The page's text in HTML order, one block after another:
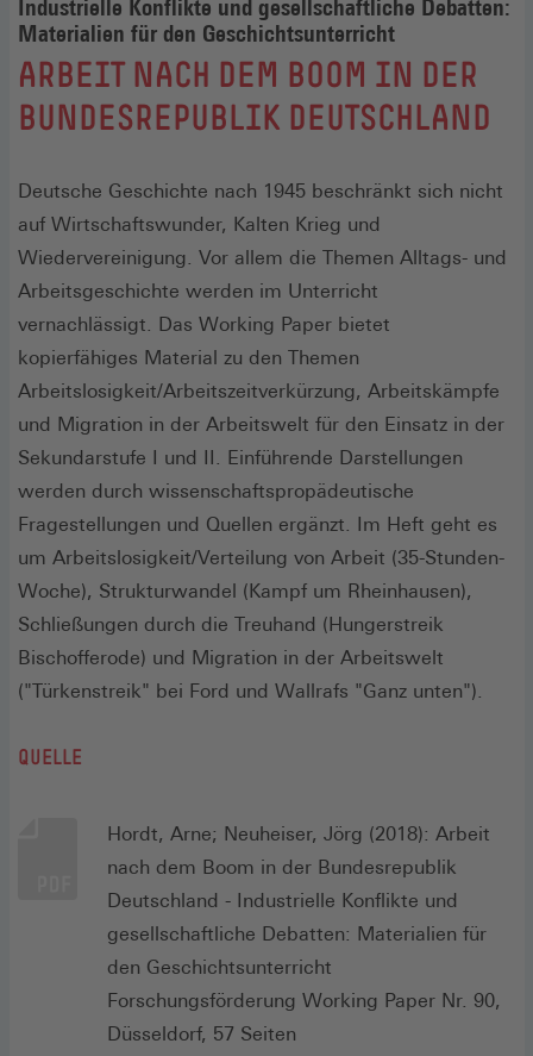
Industrielle Konflikte und gesellschaftliche Debatten:
Materialien für den Geschichtsunterricht
:
ARBEIT NACH DEM BOOM IN DER
BUNDESREPUBLIK DEUTSCHLAND
Deutsche Geschichte nach 1945 beschränkt sich nicht
auf Wirtschaftswunder, Kalten Krieg und
Wiedervereinigung. Vor allem die Themen Alltags- und
Arbeitsgeschichte werden im Unterricht
vernachlässigt. Das Working Paper bietet
kopierfähiges Material zu den Themen
Arbeitslosigkeit/Arbeitszeitverkürzung, Arbeitskämpfe
und Migration in der Arbeitswelt für den Einsatz in der
Sekundarstufe I und II. Einführende Darstellungen
werden durch wissenschaftspropädeutische
Fragestellungen und Quellen ergänzt. Im Heft geht es
um Arbeitslosigkeit/Verteilung von Arbeit (35-Stunden-
Woche), Strukturwandel (Kampf um Rheinhausen),
Schließungen durch die Treuhand (Hungerstreik
Bischofferode) und Migration in der Arbeitswelt
("Türkenstreik" bei Ford und Wallrafs "Ganz unten").
QUELLE
Hordt, Arne; Neuheiser, Jörg (2018): Arbeit
nach dem Boom in der Bundesrepublik
Deutschland - Industrielle Konflikte und
gesellschaftliche Debatten: Materialien für
den Geschichtsunterricht
Forschungsförderung Working Paper Nr. 90,
Düsseldorf, 57 Seiten